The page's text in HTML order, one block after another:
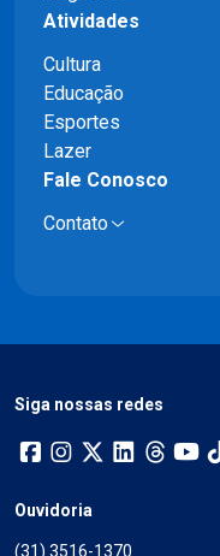
Atividades
Cultura
Educação
Esportes
Lazer
Fale Conosco
Contato
Siga nossas redes
Ouvidoria
(31) 3516-1370